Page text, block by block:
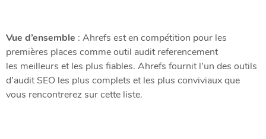
Vue d’ensemble : Ahrefs est en compétition pour les
premières places comme outil audit referencement
les meilleurs et les plus fiables. Ahrefs fournit l’un des outils
d’audit SEO les plus complets et les plus conviviaux que
vous rencontrerez sur cette liste.